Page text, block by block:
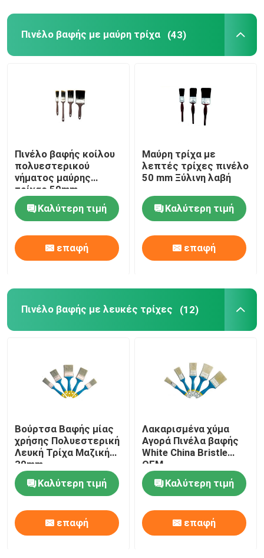
Ποιοτικός έλεγχος
Νέα
Όλες οι περιπτώσεις
Πινέλο βαφής σπιτιού
Βούρτσα συνθετικού νήματος
Πινέλο βαφής με λευκές τρίχες
Βούρτσες χρωμάτων κιμωλίας
Πινέλο βαφής καλοριφέρ
Ξαναγεμιζόμενος κύλινδρος βαφής
Ρολό βαφής μικροϊνών
Πινέλο βαφής με μαύρη τρίχα (43)
Πινέλο βαφής κοίλου
πολυεστερικού
νήματος μαύρης
τρίχας 50mm
Καλύτερη τιμή
επαφή
Μαύρη τρίχα με
λεπτές τρίχες πινέλο
50 mm Ξύλινη λαβή
Καλύτερη τιμή
επαφή
Πινέλο βαφής με λευκές τρίχες (12)
Βούρτσα Βαφής μίας
χρήσης Πολυεστερική
Λευκή Τρίχα Μαζική
30mm
Καλύτερη τιμή
επαφή
Λακαρισμένα χύμα
Αγορά Πινέλα βαφής
White China Bristle
OEM
Καλύτερη τιμή
επαφή